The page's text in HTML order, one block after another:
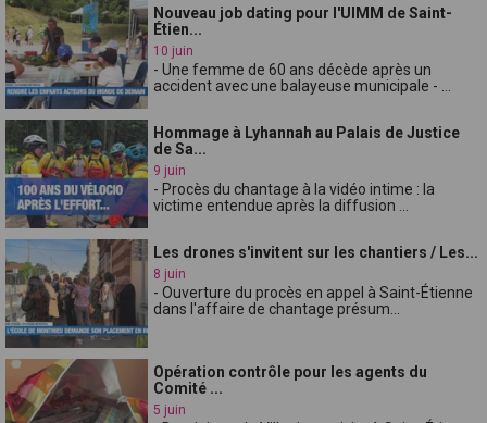
Nouveau job dating pour l'UIMM de Saint-
Étien...
10 juin
- Une femme de 60 ans décède après un
accident avec une balayeuse municipale - ...
Hommage à Lyhannah au Palais de Justice
de Sa...
9 juin
- Procès du chantage à la vidéo intime : la
victime entendue après la diffusion ...
Les drones s'invitent sur les chantiers / Les...
8 juin
- Ouverture du procès en appel à Saint-Étienne
dans l'affaire de chantage présum...
Opération contrôle pour les agents du
Comité ...
5 juin